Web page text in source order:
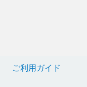
ご利用ガイド